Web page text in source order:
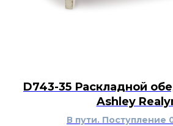
D743-35 Раскладной
Ashley
В пути. Поступление